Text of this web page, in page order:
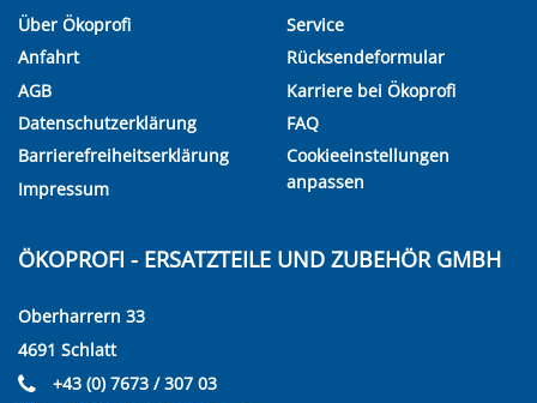
Über Ökoprofi
Anfahrt
AGB
Datenschutzerklärung
Barrierefreiheitserklärung
Impressum
Service
Rücksendeformular
Karriere bei Ökoprofi
FAQ
Cookieeinstellungen
anpassen
ÖKOPROFI - ERSATZTEILE UND ZUBEHÖR GMBH
Oberharrern 33
4691 Schlatt
+43 (0) 7673 / 307 03